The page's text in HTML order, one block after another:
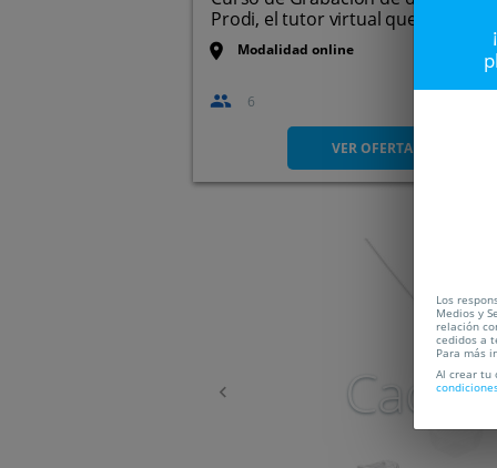
Prodi, el tutor virtual que ...
Modalidad online
6
VER OFERTA
Los
Medios y
relación
cedidos a
Para más
Al crear tu